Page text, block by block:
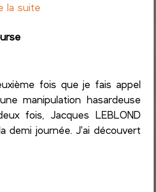
la suite
fois que je fais appel
manipulation hasardeuse
fois, Jacques LEBLOND
demi journée. J'ai découvert